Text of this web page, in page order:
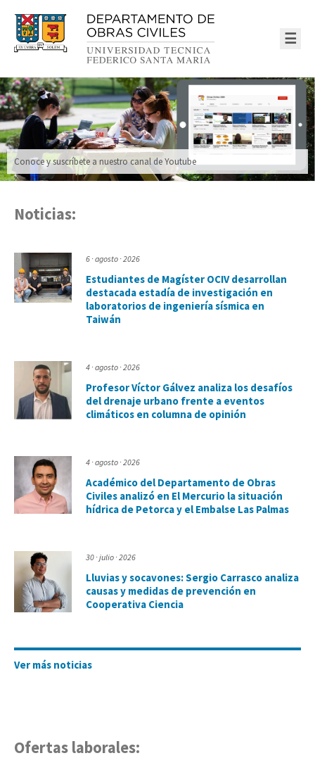
☰
Conoce y suscríbete a nuestro canal de Youtube
Noticias:
6 · agosto · 2026
Estudiantes de Magíster OCIV desarrollan
destacada estadía de investigación en
laboratorios de ingeniería sísmica en
Taiwán
4 · agosto · 2026
Profesor Víctor Gálvez analiza los desafíos
del drenaje urbano frente a eventos
climáticos en columna de opinión
4 · agosto · 2026
Académico del Departamento de Obras
Civiles analizó en El Mercurio la situación
hídrica de Petorca y el Embalse Las Palmas
30 · julio · 2026
Lluvias y socavones: Sergio Carrasco analiza
causas y medidas de prevención en
Cooperativa Ciencia
Ver más noticias
Ofertas laborales: